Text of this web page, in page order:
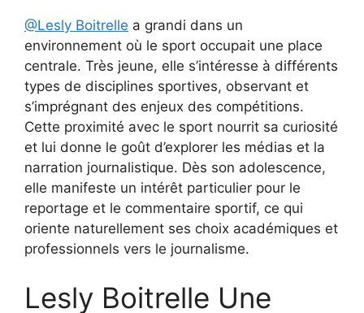
@Lesly Boitrelle a grandi dans un
environnement où le sport occupait une place
centrale. Très jeune, elle s’intéresse à différents
types de disciplines sportives, observant et
s’imprégnant des enjeux des compétitions.
Cette proximité avec le sport nourrit sa curiosité
et lui donne le goût d’explorer les médias et la
narration journalistique. Dès son adolescence,
elle manifeste un intérêt particulier pour le
reportage et le commentaire sportif, ce qui
oriente naturellement ses choix académiques et
professionnels vers le journalisme.
Lesly Boitrelle Une